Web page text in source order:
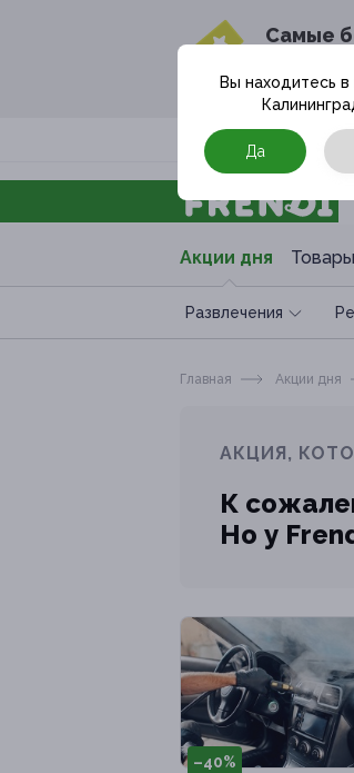
Cамые
в
Москва
Акции дня Товары
Развлечения
Вы находитесь
Да
Главная Акции дня
АКЦИЯ,
К
Но у
–40%